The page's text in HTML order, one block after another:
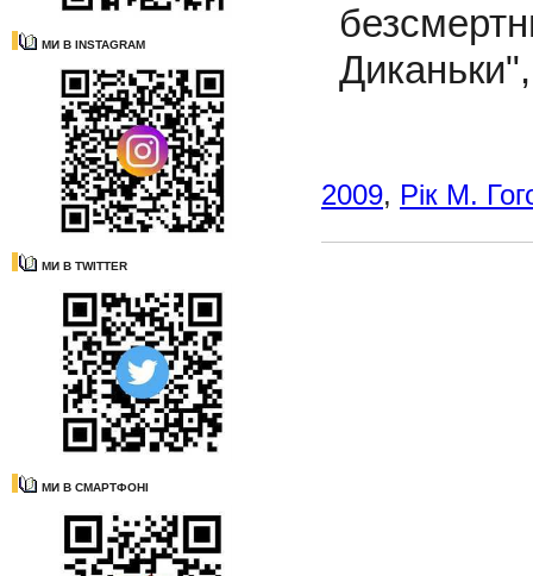
МИ В INSTAGRAM
МИ В TWITTER
МИ В СМАРТФОНІ
2009, Рік М.